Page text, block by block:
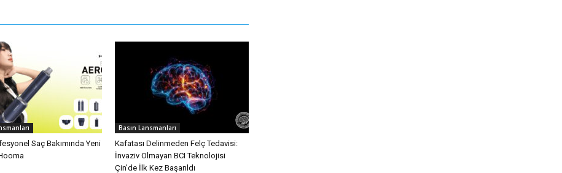
Saç Bakımında Yeni
Basın Lansmanları
Kafatası Delinmeden Felç Tedavisi:
İnvaziv Olmayan BCI Teknolojisi
Çin’de İlk Kez Başarıldı